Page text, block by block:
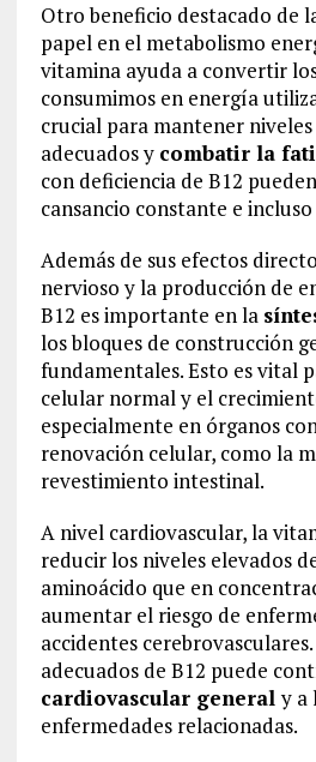
Otro beneficio destacado de
papel en el metabolismo
vitamina ayuda a convertir
consumimos en energía
crucial para mantener
adecuados y combatir la
con deficiencia de B12
cansancio constante e
Además de sus efectos
nervioso y la producción de
B12 es importante en la
los bloques de construcción
fundamentales. Esto es vital
celular normal y el
especialmente en órganos
renovación celular, como la
revestimiento intestinal.
A nivel cardiovascular, la
reducir los niveles elevados
aminoácido que en
aumentar el riesgo de
accidentes
adecuados de B12 puede
cardiovascular generaly a
enfermedades relacionadas.